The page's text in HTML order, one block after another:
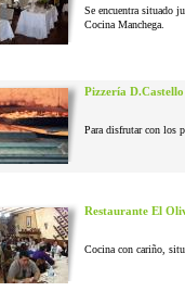
Se encuentra situado
Cocina Manchega.
Pizzería D.Castello
Para disfrutar con los
Restaurante El
Cocina con cariño,